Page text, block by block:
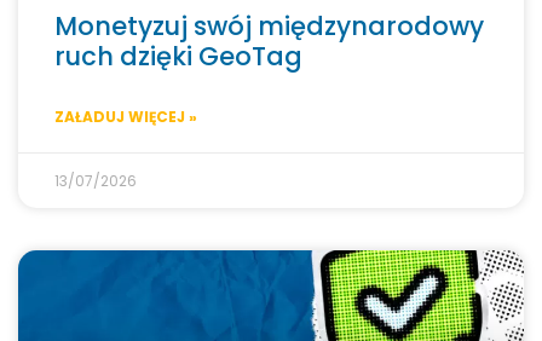
Monetyzuj swój międzynarodowy
ruch dzięki GeoTag
ZAŁADUJ WIĘCEJ »
13/07/2026